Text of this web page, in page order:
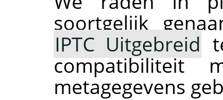
soortgelijk
IPTC Uitgebreid
compatibiliteit
metagegevens